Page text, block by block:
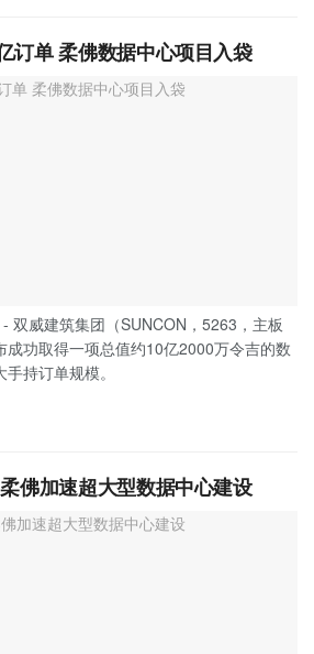
订单 柔佛数据中心项目入袋
双威建筑集团（SUNCON，5263，主板
成功取得一项总值约10亿2000万令吉的数
持订单规模。
佛加速超大型数据中心建设